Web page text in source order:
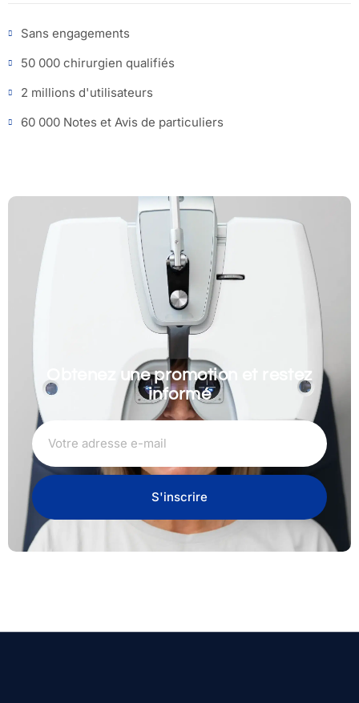
Sans engagements
50 000 chirurgien qualifiés
2 millions d'utilisateurs
60 000 Notes et Avis de particuliers
Obtenez une promotion et restez
informé
S'inscrire